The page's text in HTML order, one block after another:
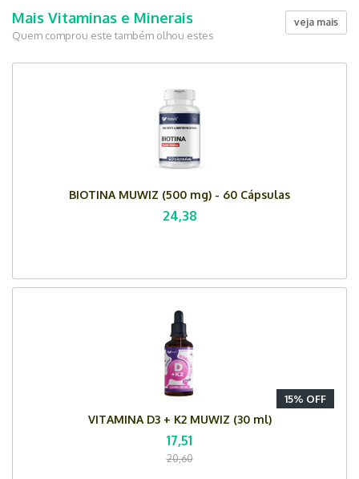
veja mais
Mais Vitaminas e Minerais
Quem comprou este também olhou estes
BIOTINA MUWIZ (500 mg) - 60 Cápsulas
24,38
15% OFF
VITAMINA D3 + K2 MUWIZ (30 ml)
17,51
20,60